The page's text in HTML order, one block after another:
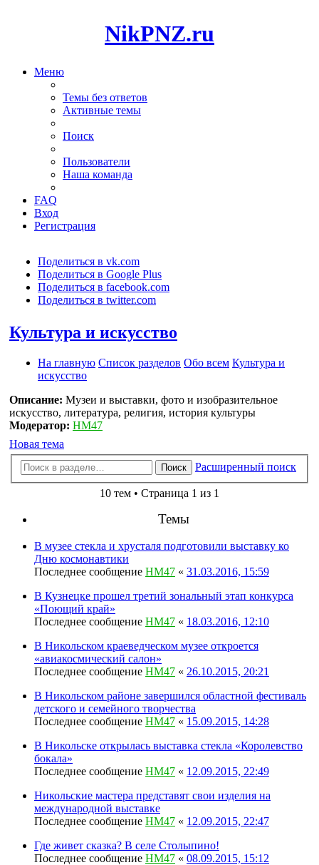
NikPNZ.ru
Меню
Темы без ответов
Активные темы
Поиск
Пользователи
Наша команда
FAQ
Вход
Регистрация
Поделиться в vk.com
Поделиться в Google Plus
Поделиться в facebook.com
Поделиться в twitter.com
Культура и искусство
На главную Список разделов Обо всем Культура и
искусство
Описание: Музеи и выставки, фото и изобразительное
искусство, литература, религия, история культуры
Модератор: HM47
Новая тема
Поиск Расширенный поиск
10 тем • Страница 1 из 1
Темы
В музее стекла и хрусталя подготовили выставку ко
Дню космонавтики
Последнее сообщение HM47 « 31.03.2016, 15:59
В Кузнецке прошел третий зональный этап конкурса
«Поющий край»
Последнее сообщение HM47 « 18.03.2016, 12:10
В Никольском краеведческом музее откроется
«авиакосмический салон»
Последнее сообщение HM47 « 26.10.2015, 20:21
В Никольском районе завершился областной фестиваль
детского и семейного творчества
Последнее сообщение HM47 « 15.09.2015, 14:28
В Никольске открылась выставка стекла «Королевство
бокала»
Последнее сообщение HM47 « 12.09.2015, 22:49
Никольские мастера представят свои изделия на
международной выставке
Последнее сообщение HM47 « 12.09.2015, 22:47
Где живет сказка? В селе Столыпино!
Последнее сообщение HM47 « 08.09.2015, 15:12